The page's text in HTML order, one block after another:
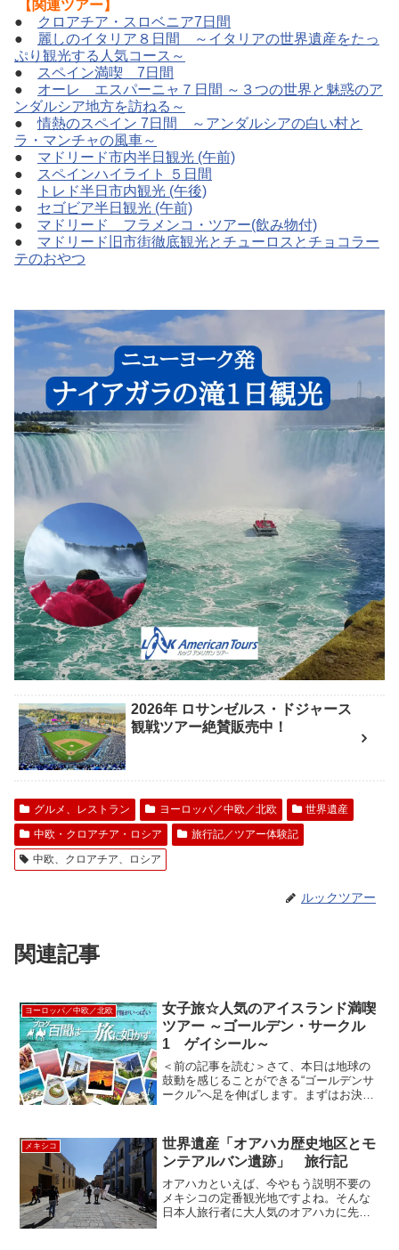
【関連ツアー】
●
クロアチア・スロベニア7日間
●
麗しのイタリア８日間 ～イタリアの世界遺産をたっ
ぷり観光する人気コース～
● スペイン満喫 7日間
● オーレ エスパーニャ７日間 ～３つの世界と魅惑のア
ンダルシア地方を訪ねる～
●情熱のスペイン 7日間 ～アンダルシアの白い村と
ラ・マンチャの風車～
● マドリード市内半日観光 (午前)
● スペインハイライト ５日間
●
トレド半日市内観光 (午後)
● セゴビア半日観光 (午前)
● マドリード フラメンコ・ツアー(飲み物付)
● マドリード旧市街徹底観光とチューロスとチョコラー
テのおやつ
2026年 ロサンゼルス・ドジャース
観戦ツアー絶賛販売中！
グルメ、レストラン ヨーロッパ／中欧／北欧
世界遺産
中欧・クロアチア・ロシア
旅行記／ツアー体験記
中欧、クロアチア、ロシア
ルックツアー
関連記事
ヨーロッパ／中欧／北欧
女子旅☆人気のアイスランド満喫
ツアー ～ゴールデン・サークル
1 ゲイシール～
＜前の記事を読む＞さて、本日は地球の
鼓動を感じることができる“ゴールデンサ
ークル”へ足を伸ばします。まずはお決ま
(英 The Golden Circle, アイス...
メキシコ
世界遺産「オアハカ歴史地区とモ
ンテアルバン遺跡」 旅行記
オアハカといえば、今やもう説明不要の
メキシコの定番観光地ですよね。そんな
日本人旅行者に大人気のオアハカに先日